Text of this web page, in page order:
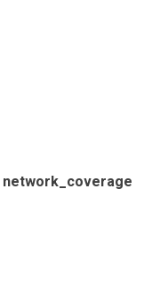
network_coverage